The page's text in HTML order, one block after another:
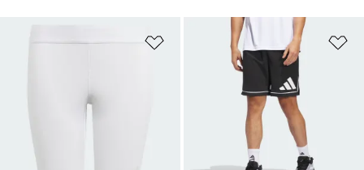
Adicionar à Lista de Desejos